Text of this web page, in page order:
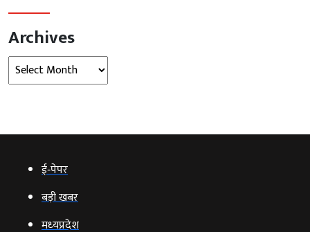
Archives
Archives
ई‑पेपर
बड़ी खबर
मध्‍यप्रदेश